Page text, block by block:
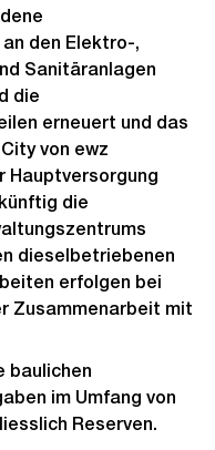
den Elektro-,
Sanitäranlagen
die
erneuert und das
von ewz
Hauptversorgung
die
dieselbetriebenen
erfolgen bei
Zusammenarbeit mit
baulichen
im Umfang von
Reserven.